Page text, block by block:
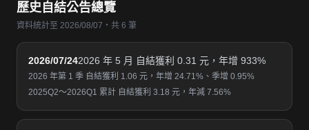
歷史自結公告總覽
資料統計至 2026/08/07・共 6 筆
2026/07/242026 年 5 月 自結獲利 0.31 元，年增 933%
2026 年第 1 季 自結獲利 1.06 元，年增 24.71%、季增 0.95%
2025Q2～2026Q1 累計 自結獲利 3.18 元，年減 7.56%